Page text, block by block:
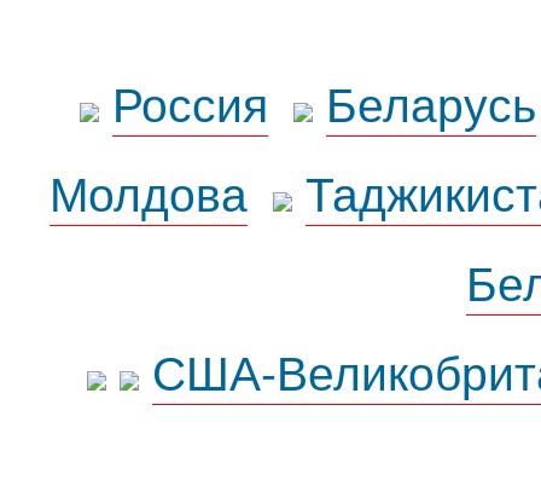
Россия
Беларусь
Молдова
США-